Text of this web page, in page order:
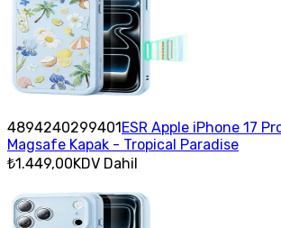
4894240299401ESR Apple iPhone 17
Magsafe Kapak - Tropical Paradise
₺1.449,00KDV Dahil